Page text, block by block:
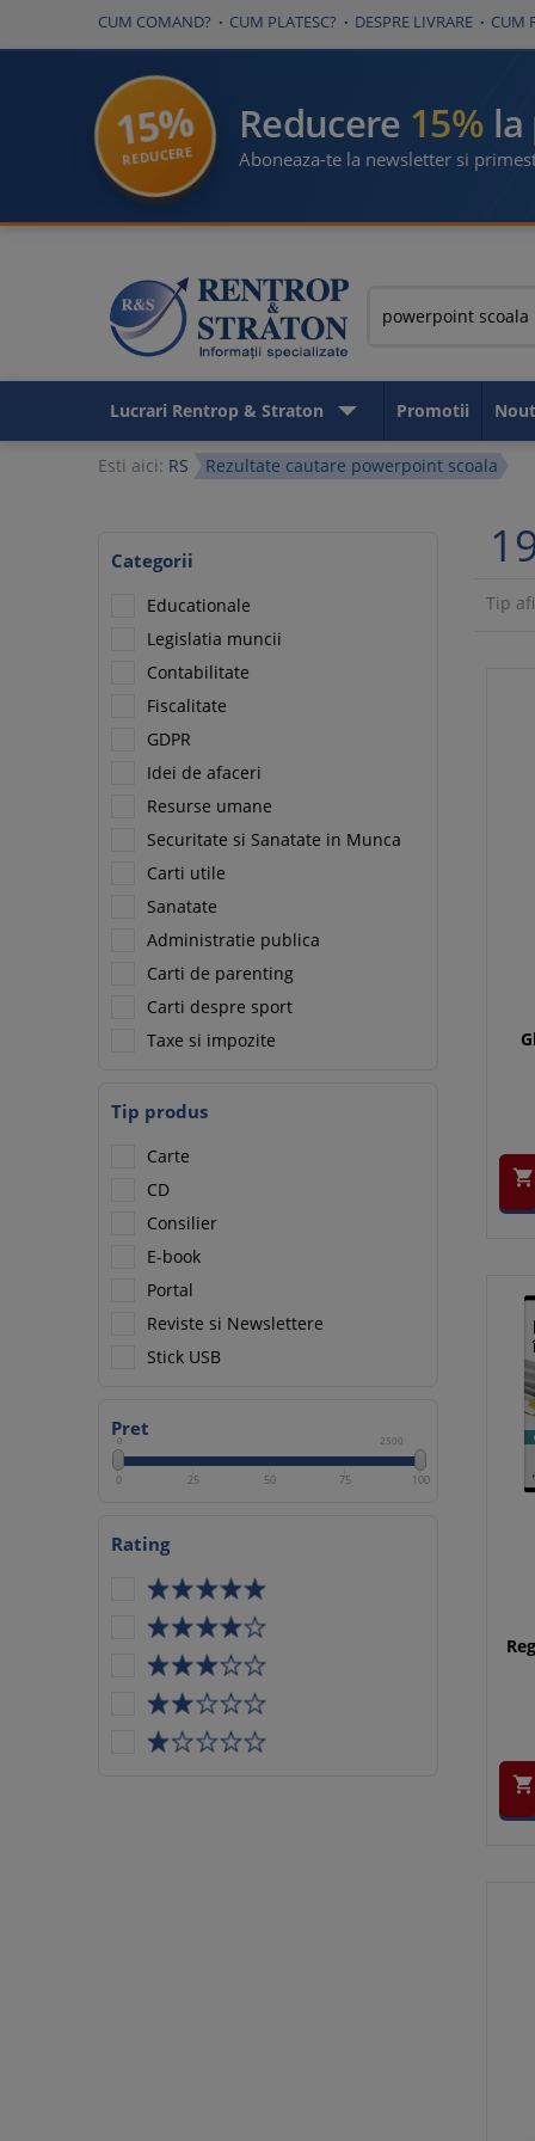
CUM COMAND? CUM PLATESC? DESPRE LIVRARE CUM
15%
REDUCERE
Reducere 15%
Aboneaza-te la newsletter si
Lucrari Rentrop & Straton Promotii
Esti aici: RS Rezultate cautare powerpoint scoala
Categorii
Educationale
Legislatia muncii
Contabilitate
Fiscalitate
GDPR
Idei de afaceri
Resurse umane
Securitate si Sanatate in Munca
Carti utile
Sanatate
Administratie publica
Carti de parenting
Carti despre sport
Taxe si impozite
Tip produs
Carte
CD
Consilier
E-book
Portal
Reviste si Newslettere
Stick USB
Pret
0 2500
0 25 50 75 100
Rating
Tip

